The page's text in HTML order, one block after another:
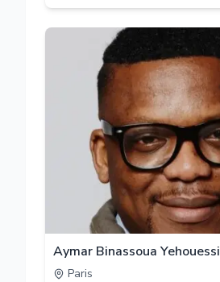
Aymar Binassoua Yehouessi
Paris